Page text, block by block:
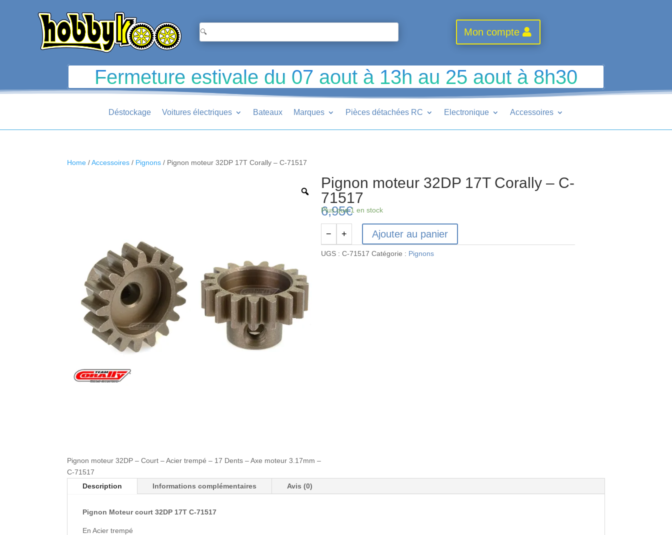
Mon compte
Fermeture estivale du 07 aout à 13h au 25 aout à 8h30
Déstockage Voitures électriques Bateaux Marques Pièces détachées RC Electronique Accessoires
Home /Accessoires / Pignons / Pignon moteur 32DP 17T Corally – C-71517
Pignon moteur 32DP – Court – Acier trempé – 17 Dents – Axe moteur 3.17mm –
C-71517
Pignon moteur 32DP 17T Corally – C-
71517
6,95€
Plus que 1 en stock
quantité
de
− + Ajouter au panier
UGS :C-71517 Catégorie : Pignons
Description Informations complémentaires Avis (0)
Pignon Moteur court 32DP 17T C-71517
En Acier trempé